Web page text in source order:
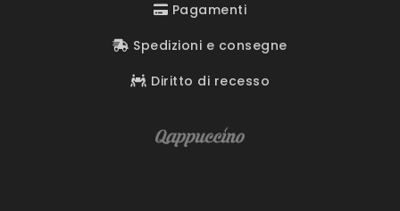
Pagamenti
Spedizioni e consegne
Diritto di recesso